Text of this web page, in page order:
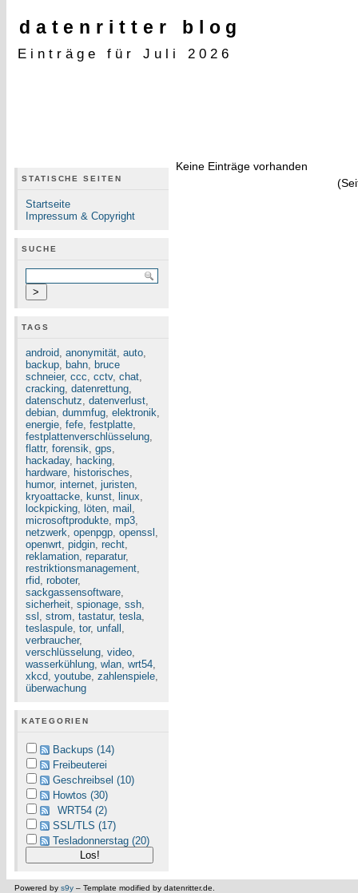
datenritter blog
Einträge für Juli 2026
STATISCHE SEITEN
Startseite
Impressum & Copyright
SUCHE
TAGS
android, anonymität, auto,
backup, bahn, bruce
schneier, ccc, cctv, chat,
cracking, datenrettung,
datenschutz, datenverlust,
debian, dummfug, elektronik,
energie, fefe, festplatte,
festplattenverschlüsselung,
flattr, forensik, gps,
hackaday, hacking,
hardware, historisches,
humor, internet, juristen,
kryoattacke, kunst, linux,
lockpicking, löten, mail ,
microsoftprodukte, mp3,
netzwerk, openpgp, openssl ,
openwrt, pidgin, recht,
reklamation, reparatur,
restriktionsmanagement,
rfid, roboter,
sackgassensoftware,
sicherheit, spionage, ssh,
ssl , strom, tastatur, tesla,
teslaspule, tor, unfall ,
verbraucher,
verschlüsselung, video,
wasserkühlung, wlan, wrt54,
xkcd, youtube, zahlenspiele,
überwachung
KATEGORIEN
Backups (14)
Freibeuterei
Geschreibsel (10)
Howtos (30)
WRT54 (2)
SSL/TLS (17)
Tesladonnerstag (20)
Keine Einträge vorhanden
Powered by s9y – Template modified by datenritter.de.